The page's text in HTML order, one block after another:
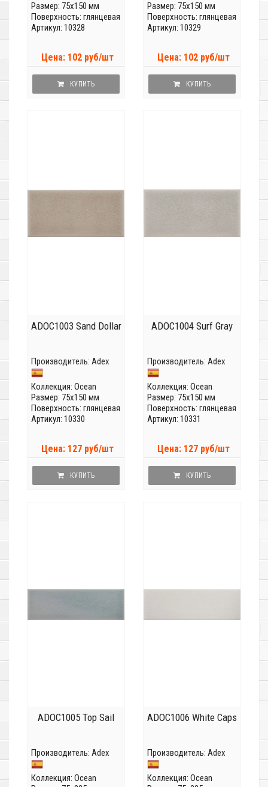
Размер: 75x150 мм
Поверхность: глянцевая
Артикул: 10328
Цена: 102 руб/шт
КУПИТЬ
Размер: 75x150 мм
Поверхность: глянцевая
Артикул: 10329
Цена: 102 руб/шт
КУПИТЬ
ADOC1003 Sand Dollar
Производитель: Adex
Коллекция: Ocean
Размер: 75x150 мм
Поверхность: глянцевая
Артикул: 10330
Цена: 127 руб/шт
КУПИТЬ
ADOC1004 Surf Gray
Производитель: Adex
Коллекция: Ocean
Размер: 75x150 мм
Поверхность: глянцевая
Артикул: 10331
Цена: 127 руб/шт
КУПИТЬ
ADOC1005 Top Sail
Производитель: Adex
Коллекция: Ocean
ADOC1006 White Caps
Производитель: Adex
Коллекция: Ocean